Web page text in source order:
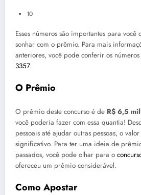
10
Esses números são importantes para
sonhar com o prêmio. Para mais
anteriores, você pode conferir os números
3357.
O Prêmio
O prêmio deste concurso é de R$ 6,5
você poderia fazer com essa quantia!
pessoais até ajudar outras pessoas, o
significativo. Para ter uma ideia de
passados, você pode olhar para o
ofereceu um prêmio considerável.
Como Apostar